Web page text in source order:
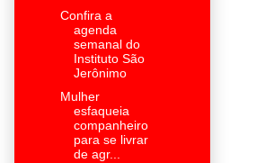
Confira a
agenda
semanal do
Instituto São
Jerônimo
Mulher
esfaqueia
companheiro
para se livrar
de agr...